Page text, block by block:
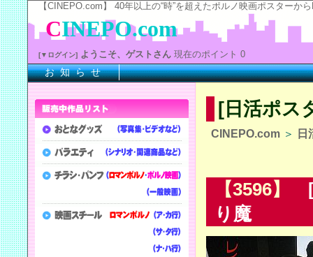
【CINEPO.com】 40年以上の“時”を超えたポルノ映画ポスター
[日活ポス
CINEPO.com ＞ 日
【3596】
[
り魔
※
CINEPO.com
[▼ログイン] ようこそ、ゲストさん 現在のポイント 0
お 知 ら せ